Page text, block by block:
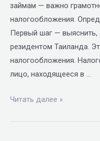
займам — важно
налогообложения.
Первый шаг — выяснить,
резидентом Таиланда.
налогообложения.
лицо, находящееся в …
Читать далее »